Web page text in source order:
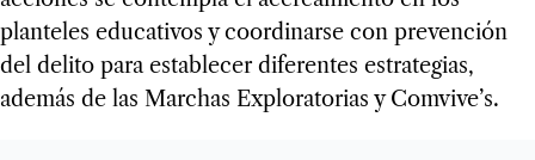
planteles educativos y coordinarse con prevención
del delito para establecer diferentes estrategias,
además de las Marchas Exploratorias y Comvive’s.